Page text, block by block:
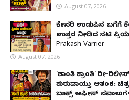
August 07, 2026
ಕೇಸರಿ ಉಡುಪಿನ ಬಗೆಗೆ
ಉತ್ತರ ನೀಡಿದ ನಟಿ
Prakash Varrier
August 07, 2026
'ಶಾಂತಿ ಕ್ರಾಂತಿ' ರೀ-
ಶುರುವಾಯ್ತು ಆತಂಕ:
ಬಾಕ್ಸ್ ಆಫೀಸ್